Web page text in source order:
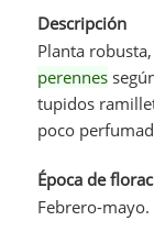
Descripción
Planta
perennes
tupidos
poco
Época de
Febrero-mayo.